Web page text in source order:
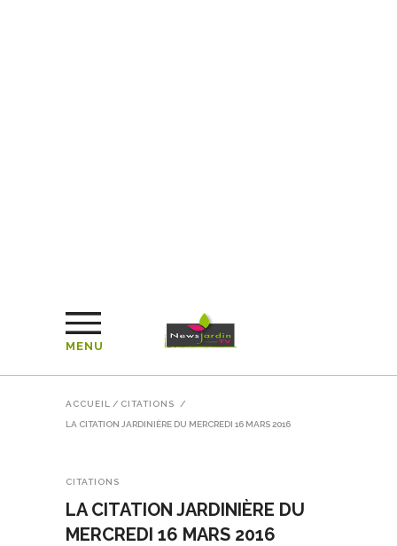
MENU
ACCUEIL / CITATIONS /
LA CITATION JARDINIÈRE DU MERCREDI 16 MARS 2016
CITATIONS
LA CITATION JARDINIÈRE DU
MERCREDI 16 MARS 2016